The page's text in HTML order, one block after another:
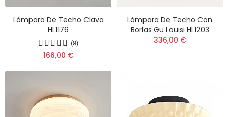
Lámpara De Techo Clava
HL1176
(9)
166,00 €
Lámpara De Techo Con
Borlas Gu Louisi HL1203
336,00 €